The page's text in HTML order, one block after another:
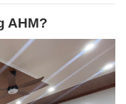
AHM?